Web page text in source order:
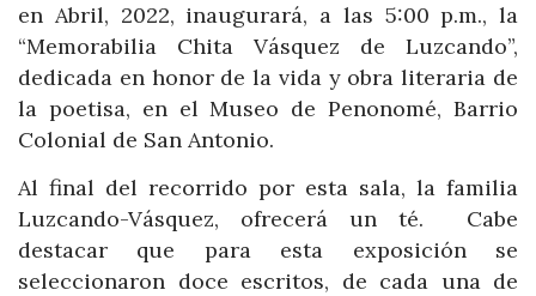
en Abril, 2022, inaugurará, a las 5:00 p.m., la
“Memorabilia Chita Vásquez de Luzcando”,
dedicada en honor de la vida y obra literaria de
la poetisa, en el Museo de Penonomé, Barrio
Colonial de San Antonio.
Al final del recorrido por esta sala, la familia
Luzcando-Vásquez, ofrecerá un té. Cabe
destacar que para esta exposición se
seleccionaron doce escritos, de cada una de